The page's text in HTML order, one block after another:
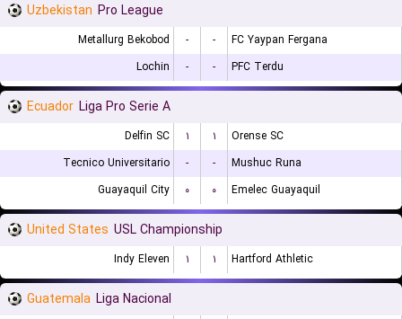
Uzbekistan Pro League
Metallurg Bekobod - -
FC Yaypan Fergana
Lochin
- - PFC Terdu
Ecuador Liga Pro Serie A
Delfin SC ۱ ۱
Orense SC
Tecnico Universitario
- -
Mushuc Runa
Guayaquil City
۰ ۰ Emelec Guayaquil
United States USL Championship
Indy Eleven ۱ ۱ Hartford Athletic
Guatemala Liga Nacional